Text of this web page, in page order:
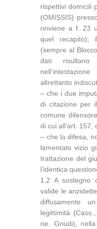
rispettivi domicili
(OMISSIS)
rinviene a f. 23
quel recapito);
(sempre al
dati risultano
altrettanto
– che i due
di citazione per
comune
di cui all’art.
– che la difesa,
lamentato vizio
trattazione del
l’identica
1.2 A sostegno
valide le
diffusamente
legittimità
rie. Gnudi),